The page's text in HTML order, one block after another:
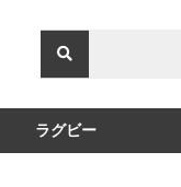
ラグビー